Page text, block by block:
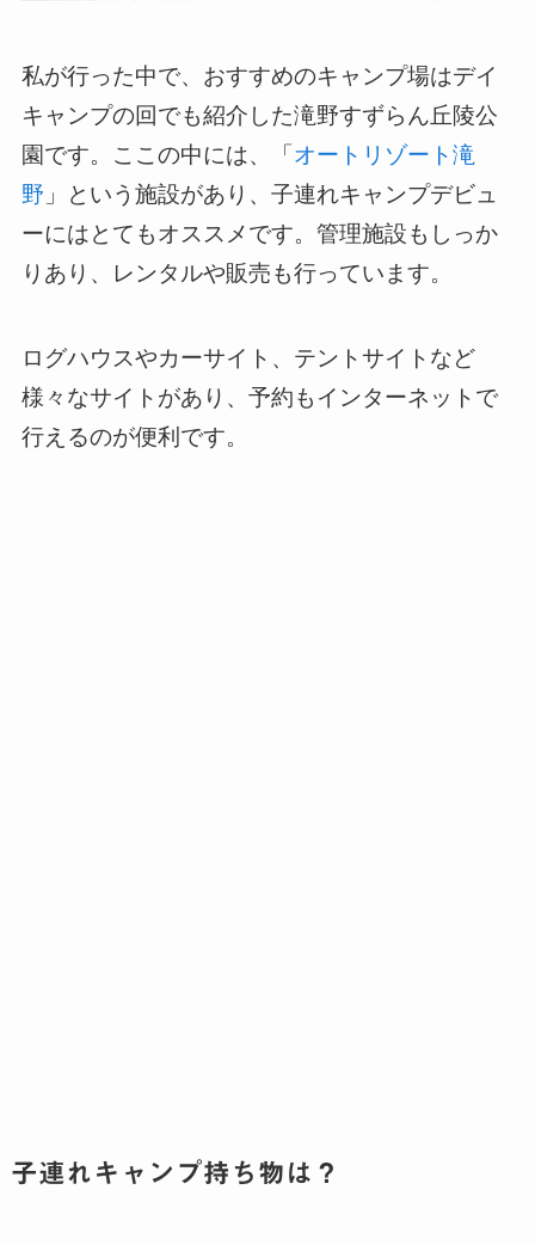
私が行った中で、おすすめのキャンプ場はデイ
キャンプの回でも紹介した滝野すずらん丘陵公
園です。ここの中には、「 オートリゾート滝
野 」という施設があり、子連れキャンプデビュ
ーにはとてもオススメです。管理施設もしっか
りあり、レンタルや販売も行っています。
ログハウスやカーサイト、テントサイトなど
様々なサイトがあり、予約もインターネットで
行えるのが便利です。
子連れキャンプ持ち物は？